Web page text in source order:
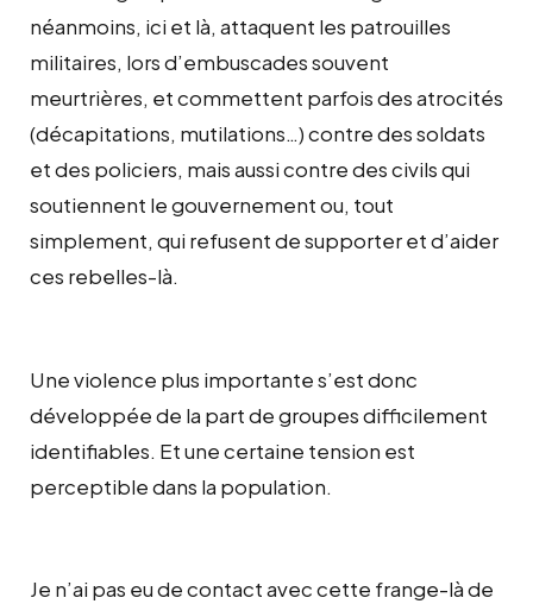
néanmoins, ici et là, attaquent les patrouilles
militaires, lors d’embuscades souvent
meurtrières, et commettent parfois des atrocités
(décapitations, mutilations…) contre des soldats
et des policiers, mais aussi contre des civils qui
soutiennent le gouvernement ou, tout
simplement, qui refusent de supporter et d’aider
ces rebelles-là.
Une violence plus importante s’est donc
développée de la part de groupes difficilement
identifiables. Et une certaine tension est
perceptible dans la population.
Je n’ai pas eu de contact avec cette frange-là de